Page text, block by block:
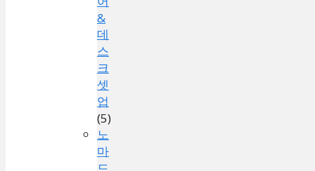
&
데
스
크
셋
업
(5)
노
마